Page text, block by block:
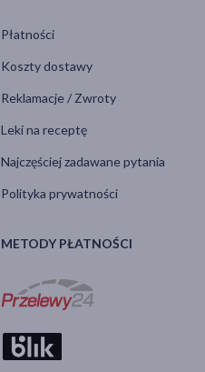
Płatności
Koszty dostawy
Reklamacje / Zwroty
Leki na receptę
Najczęściej zadawane pytania
Polityka prywatności
METODY PŁATNOŚCI